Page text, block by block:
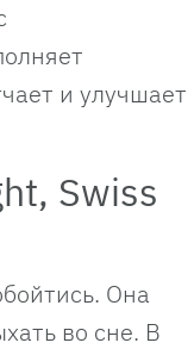
и улучшает
Swiss
Она
во сне. В